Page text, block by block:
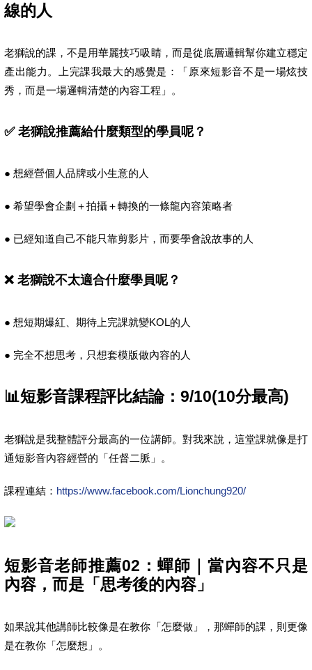
線的人
老獅說的課，不是用華麗技巧吸睛，而是從底層邏輯幫你建立穩定
產出能力。上完課我最大的感覺是：「原來短影音不是一場炫技
秀，而是一場邏輯清楚的內容工程」。
✅ 老獅說推薦給什麼類型的學員呢？
● 想經營個人品牌或小生意的人
● 希望學會企劃＋拍攝＋轉換的一條龍內容策略者
● 已經知道自己不能只靠剪影片，而要學會說故事的人
❌ 老獅說不太適合什麼學員呢？
● 想短期爆紅、期待上完課就變KOL的人
● 完全不想思考，只想套模版做內容的人
📊短影音課程評比結論：9/10(10分最高)
老獅說是我整體評分最高的一位講師。對我來說，這堂課就像是打
通短影音內容經營的「任督二脈」。
課程連結： https://www.facebook.com/Lionchung920/
短影音老師推薦02：蟬師｜當內容不只是
內容，而是「思考後的內容」
如果說其他講師比較像是在教你「怎麼做」，那蟬師的課，則更像
是在教你「怎麼想」。